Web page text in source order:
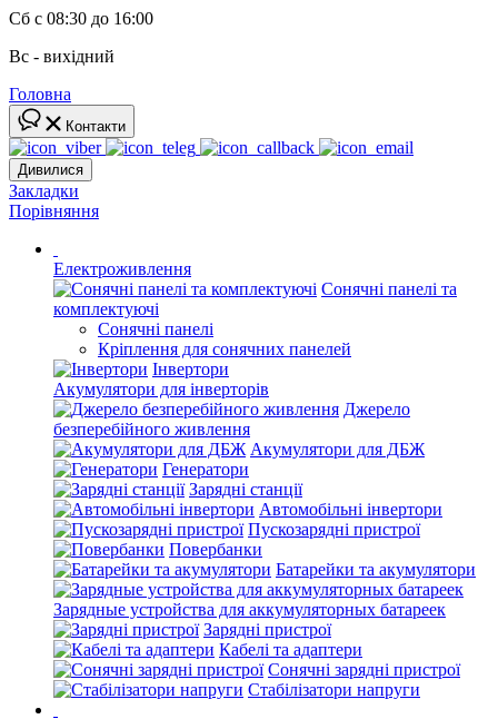
Сб с 08:30 до 16:00
Вс - вихідний
Головна
Контакти
Дивилися
Закладки
Порівняння
Електроживлення
Сонячні панелі та
комплектуючі
Сонячні панелі
Кріплення для сонячних панелей
Інвертори
Акумулятори для інверторів
Джерело
безперебійного живлення
Акумулятори для ДБЖ
Генератори
Зарядні станції
Автомобільні інвертори
Пускозарядні пристрої
Повербанки
Батарейки та акумулятори
Зарядные устройства для аккумуляторных батареек
Зарядні пристрої
Кабелі та адаптери
Сонячні зарядні пристрої
Стабілізатори напруги